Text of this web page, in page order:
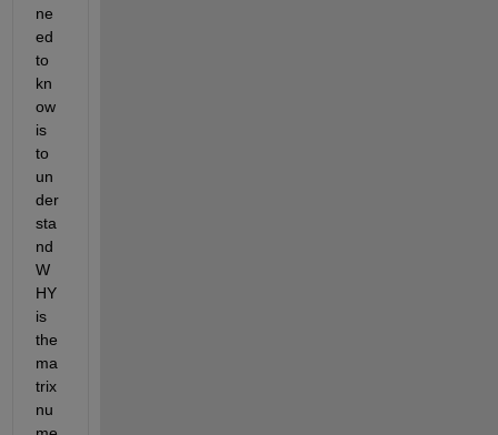
ne
ed
to
kn
ow
is
to
un
der
sta
nd
W
HY
is
the
ma
trix
nu